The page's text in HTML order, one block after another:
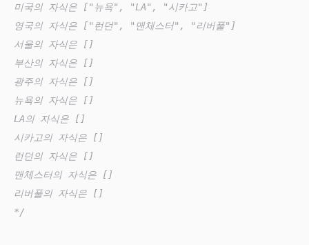
미국의 자식은 ["뉴욕", "LA", "시카고"]
영국의 자식은 ["런던", "맨체스터", "리버풀"]
서울의 자식은 []
부산의 자식은 []
광주의 자식은 []
뉴욕의 자식은 []
LA의 자식은 []
시카고의 자식은 []
런던의 자식은 []
맨체스터의 자식은 []
리버풀의 자식은 []
*/